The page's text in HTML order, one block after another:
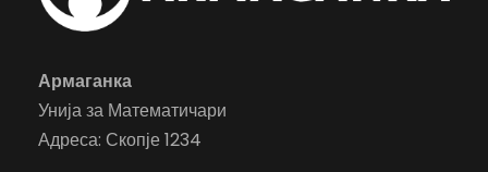
Армаганка
Унија за Математичари
Адреса: Скопје 1234